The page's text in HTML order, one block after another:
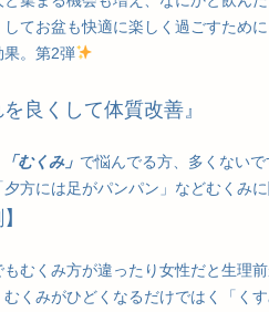
てお盆も快適に楽しく過ごすために
果。第2弾
良くして体質改善』
「むくみ」 で悩んでる方、多くない
方には足がパンパン」などむくみに
むくみ方が違ったり女性だと生理
くみがひどくなるだけではく「くす